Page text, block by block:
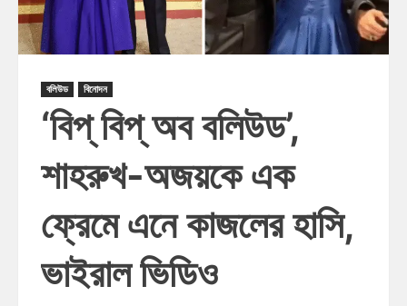
বলিউড বিনোদন
‘বিপ্‌ বিপ্‌ অব বলিউড’,
শাহরুখ-অজয়কে এক
ফ্রেমে এনে কাজলের হাসি,
ভাইরাল ভিডিও